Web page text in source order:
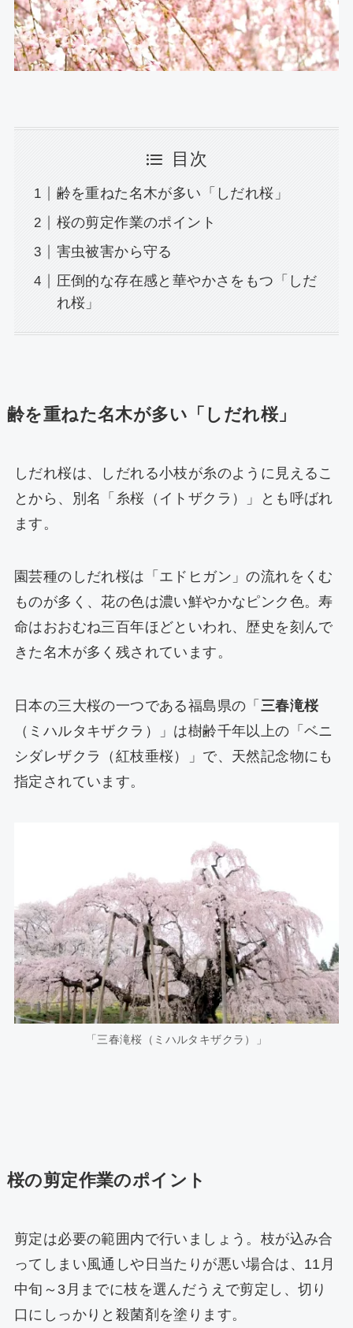
目次
齢を重ねた名木が多い「しだれ桜」
桜の剪定作業のポイント
害虫被害から守る
圧倒的な存在感と華やかさをもつ「しだ
れ桜」
齢を重ねた名木が多い「しだれ桜」
しだれ桜は、しだれる小枝が糸のように見えるこ
とから、別名「糸桜（イトザクラ）」とも呼ばれ
ます。
園芸種のしだれ桜は「エドヒガン」の流れをくむ
ものが多く、花の色は濃い鮮やかなピンク色。寿
命はおおむね三百年ほどといわれ、歴史を刻んで
きた名木が多く残されています。
日本の三大桜の一つである福島県の「 三春滝桜
（ミハルタキザクラ）」は樹齢千年以上の「ベニ
シダレザクラ（紅枝垂桜）」で、天然記念物にも
指定されています。
「三春滝桜（ミハルタキザクラ）」
桜の剪定作業のポイント
剪定は必要の範囲内で行いましょう。枝が込み合
ってしまい風通しや日当たりが悪い場合は、11月
中旬～3月までに枝を選んだうえで剪定し、切り
口にしっかりと殺菌剤を塗ります。